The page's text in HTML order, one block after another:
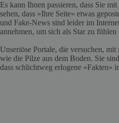
Es kann Ihnen passieren, dass Sie
sehen, dass »Ihre Seite« etwas
und Fake-News sind leider im
annehmen, um sich als Star zu
Unseriöse Portale, die versuchen,
wie die Pilze aus dem Boden. Sie
dass schlichtweg erlogene »Fakten«